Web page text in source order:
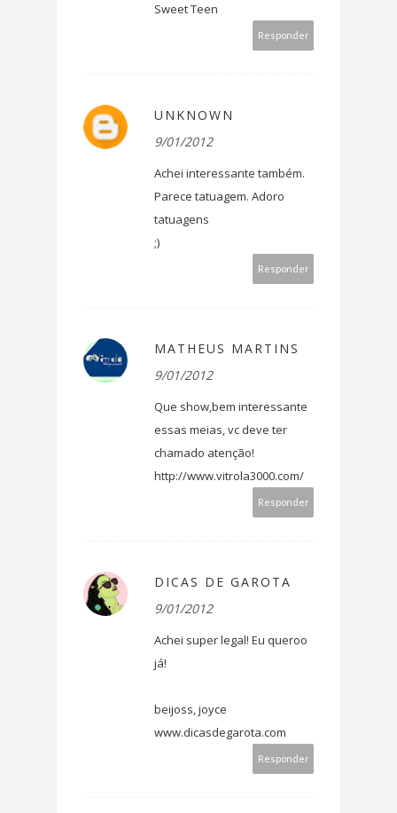
Sweet Teen
Responder
UNKNOWN
9/01/2012
Achei interessante também.
Parece tatuagem. Adoro
tatuagens
;)
Responder
MATHEUS MARTINS
9/01/2012
Que show,bem interessante
essas meias, vc deve ter
chamado atenção!
http://www.vitrola3000.com/
Responder
DICAS DE GAROTA
9/01/2012
Achei super legal! Eu queroo
já!
beijoss, joyce
www.dicasdegarota.com
Responder